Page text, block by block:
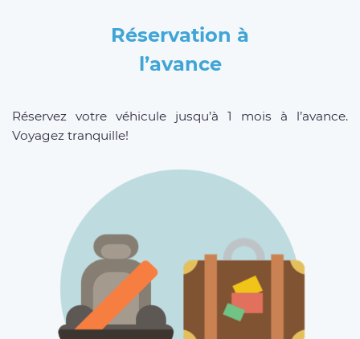
Réservation à
l’avance
Réservez votre véhicule jusqu’à 1 mois à l’avance.
Voyagez tranquille!